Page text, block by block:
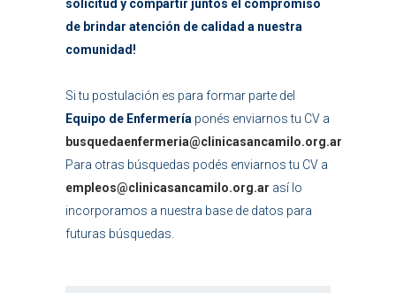
solicitud y compartir juntos el compromiso
de brindar atención de calidad a nuestra
comunidad!
Si tu postulación es para formar parte del
Equipo de Enfermería ponés enviarnos tu CV a
busquedaenfermeria@clinicasancamilo.org.ar
Para otras búsquedas podés enviarnos tu CV a
empleos@clinicasancamilo.org.ar así lo
incorporamos a nuestra base de datos para
futuras búsquedas.